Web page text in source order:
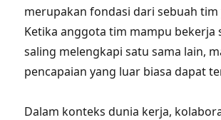
merupakan fondasi dari sebuah tim
Ketika anggota tim mampu bekerja
saling melengkapi satu sama lain,
pencapaian yang luar biasa dapat
Dalam konteks dunia kerja,